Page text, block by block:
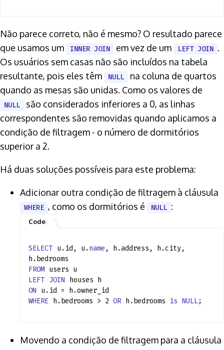
Não parece correto, não é mesmo? O resultado parece
que usamos um
INNER JOIN em vez de um LEFT JOIN .
Os usuários sem casas não são incluídos na tabela
resultante, pois eles têm
NULL
na coluna de quartos
quando as mesas são unidas. Como os valores de
NULL
são considerados inferiores a 0, as linhas
correspondentes são removidas quando aplicamos a
condição de filtragem - o número de dormitórios
superior a 2.
Há duas soluções possíveis para este problema:
Adicionar outra condição de filtragem à cláusula
WHERE , como os dormitórios é NULL :
SELECT u.id, u.name , h.address, h.city,
h.bedrooms
FROM users u
LEFT JOIN houses h
ON u.id = h.owner_id
WHERE h.bedrooms > 2 OR h.bedrooms is NULL;
Movendo a condição de filtragem para a cláusula